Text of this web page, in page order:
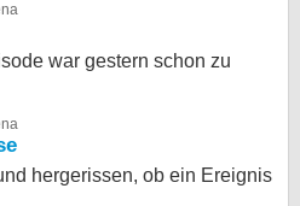
war gestern schon zu
hergerissen, ob ein Ereignis